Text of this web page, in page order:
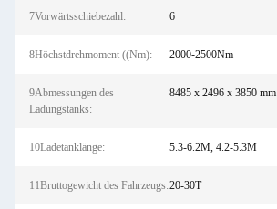
7Vorwärtsschiebezahl: 6
8Höchstdrehmoment ((Nm): 2000-2500Nm
9Abmessungen des
Ladungstanks:
8485 x 2496 x 3850 mm
10Ladetanklänge: 5.3-6.2M, 4.2-5.3M
11Bruttogewicht des Fahrzeugs:20-30T